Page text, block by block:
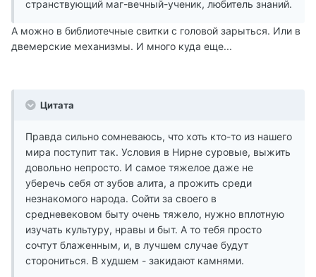
странствующий маг-вечный-ученик, любитель знаний.
А можно в библиотечные свитки с головой зарыться. Или в
двемерские механизмы. И много куда еще...
Цитата
Правда сильно сомневаюсь, что хоть кто-то из нашего
мира поступит так. Условия в Нирне суровые, выжить
довольно непросто. И самое тяжелое даже не
уберечь себя от зубов алита, а прожить среди
незнакомого народа. Сойти за своего в
средневековом быту очень тяжело, нужно вплотную
изучать культуру, нравы и быт. А то тебя просто
сочтут блаженным, и, в лучшем случае будут
сторониться. В худшем - закидают камнями.